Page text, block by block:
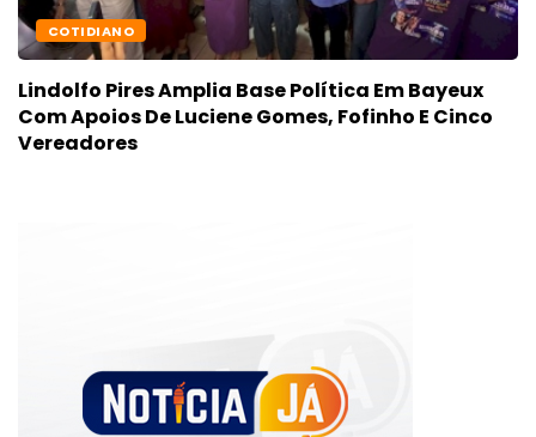
COTIDIANO
Lindolfo Pires Amplia Base Política Em Bayeux
Com Apoios De Luciene Gomes, Fofinho E Cinco
Vereadores